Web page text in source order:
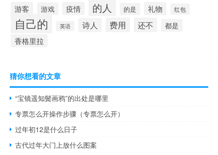
游客 游戏 疫情 的人 的是 礼物 红包
自己的 英语 诗人 费用 还不 都是
香格里拉
猜你想看的文章
“宝镜遥知鬓画鸦”的出处是哪里
专票怎么开操作步骤（专票怎么开）
过年初12是什么日子
古代过年大门上放什么图案